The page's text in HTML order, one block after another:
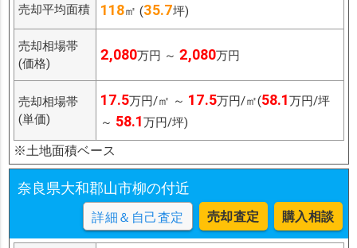
売却平均面積 118㎡ (35.7坪)
売却相場帯
(価格)
2,080万円 ～ 2,080万円
売却相場帯
(単価)
17.5万円/㎡ ～ 17.5万円/㎡(58.1万円/坪
～ 58.1万円/坪)
※土地面積ベース
奈良県大和郡山市柳の付近
詳細＆自己査定 売却査定 購入相談